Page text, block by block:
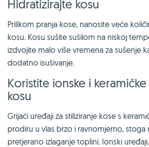
Hidratizirajte kosu
Prilikom pranja kose, nanosite veće
kosu. Kosu sušite sušilom na niskoj
izdvojite malo više vremena za sušenje
dodatno isušivanje.
Koristite ionske i
kosu
Grijaći uređaji za stiliziranje kose s
prodiru u vlas brzo i ravnomjerno,
pretjerano izlaganje toplini. Ionski